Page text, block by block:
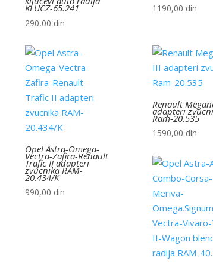
KLUCZ-65.241
290,00 din
1190,00 din
Opel Astra-Omega-
Vectra-Zafira-Renault
Trafic II adapteri
zvucnika RAM-
20.434/K
990,00 din
Renault
adapteri
Ram-20.535
1590,00 din